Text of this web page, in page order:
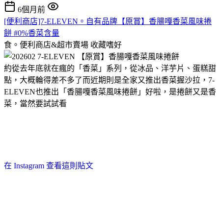
6個月前
[便利商店]7-ELEVEN。自有品牌【原賞】香腸嘎香菜風味捲
餅 #0%香菜含量
食。便利商店&超市賣場 收藏嗜好
約從去年底就在瘋的「香菜」系列，從冰品、洋芋片、蛋糕甜
點，大概輪得差不多了而近期則是全家又推出香菜握沙拉，7-
ELEVEN也推出「香腸嘎香菜風味捲餅」好啦，是捲餅又是香
菜，當然要試試看
在 Instagram 查看這則貼文